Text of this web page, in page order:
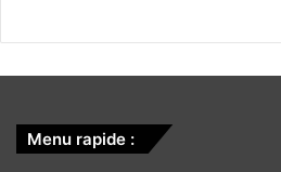
Menu rapide :